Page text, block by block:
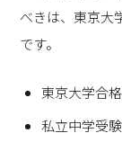
べきは、東京大
です。
東京大学合
私立中学受